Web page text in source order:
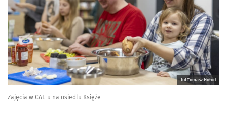
fot.Tomasz Hołod
Zajęcia w CAL-u na osiedlu Księże